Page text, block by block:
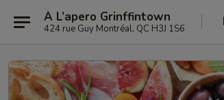
À L’apero Grinffintown
424 rue Guy Montréal, QC H3J 1S6